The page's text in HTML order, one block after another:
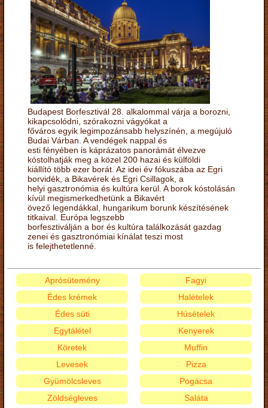
Budapest Borfesztivál 28. alkalommal várja a borozni,
kikapcsolódni, szórakozni vágyókat a
főváros egyik legimpozánsabb helyszínén, a megújuló
Budai Várban. A vendégek nappal és
esti fényében is káprázatos panorámát élvezve
kóstolhatják meg a közel 200 hazai és külföldi
kiállító több ezer borát. Az idei év fókuszába az Egri
borvidék, a Bikavérek és Egri Csillagok, a
helyi gasztronómia és kultúra kerül. A borok kóstolásán
kívül megismerkedhetünk a Bikavért
övező legendákkal, hungarikum borunk készítésének
titkaival. Európa legszebb
borfesztiválján a bor és kultúra találkozását gazdag
zenei és gasztronómiai kínálat teszi most
is felejthetetlenné.
Aprósütemény
Édes krémek
Édes süti
Egytálétel
Fagyi
Halételek
Húsételek
Kenyerek
Köretek
Levesek
Gyümölcsleves
Zöldségleves
Muffin
Pizza
Pogácsa
Saláta